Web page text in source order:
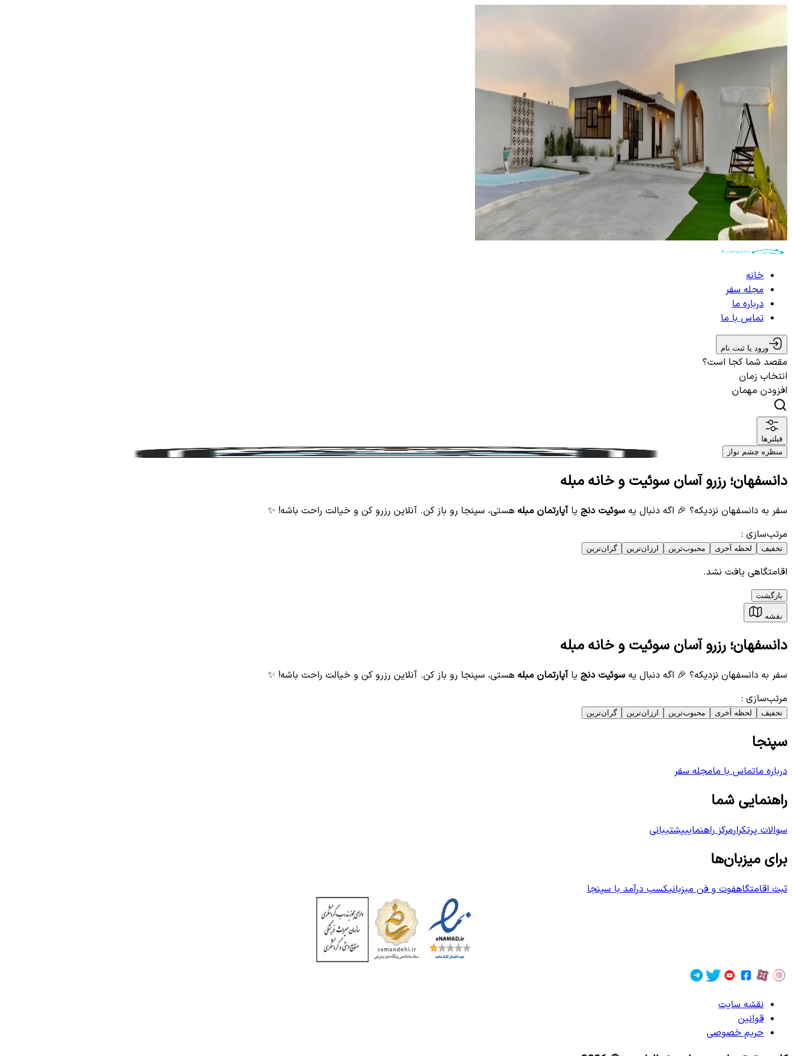
خانه
مجله سفر
درباره ما
تماس با ما
ورود یا ثبت نام
مقصد شما کجا است؟
انتخاب زمان
افزودن مهمان
فیلترها
منظره چشم نواز
دانسفهان؛ رزرو آسان سوئیت و خانه مبله
سفر به دانسفهان نزدیکه؟ 🎉 اگه دنبال یه سوئیت دنج یاآپارتمان مبله هستی، سپنجا رو باز کن. آنلاین رزرو کن و خیالت راحت باشه! ✨
مرتب‌سازی :
تخفیف لحظه آخری محبوب‌ترین ارزان‌ترین گران‌ترین
اقامتگاهی یافت نشد.
بازگشت
نقشه
دانسفهان؛ رزرو آسان سوئیت و خانه مبله
سفر به دانسفهان نزدیکه؟ 🎉 اگه دنبال یه سوئیت دنج یاآپارتمان مبله هستی، سپنجا رو باز کن. آنلاین رزرو کن و خیالت راحت باشه! ✨
مرتب‌سازی :
تخفیف لحظه آخری محبوب‌ترین ارزان‌ترین گران‌ترین
سپنجا
درباره ماتماس با مامجله سفر
راهنمایی شما
سوالات پرتکرارمرکز راهنماییپشتیبانی
برای میزبان‌ها
ثبت اقامتگاهفوت و فن میزبانیکسب درآمد با سپنجا
نقشه سایت
قوانین
حریم خصوصی